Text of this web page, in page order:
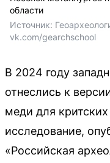
области
Источник:
vk.com/gearchschool
В 2024 году
отнеслись к
меди для
исследование,
«Российская